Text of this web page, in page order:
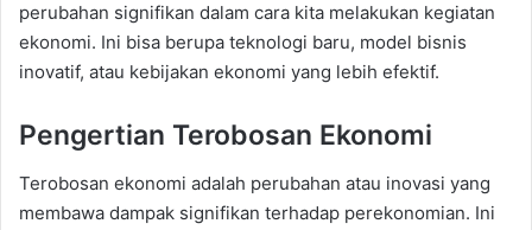
perubahan signifikan dalam cara kita melakukan kegiatan
ekonomi. Ini bisa berupa teknologi baru, model bisnis
inovatif, atau kebijakan ekonomi yang lebih efektif.
Pengertian Terobosan Ekonomi
Terobosan ekonomi adalah perubahan atau inovasi yang
membawa dampak signifikan terhadap perekonomian. Ini